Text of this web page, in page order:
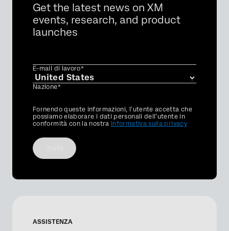
Get the latest news on XM
events, research, and product
launches
E-mail di lavoro*
Nazione*
Privacy
Optin
Fornendo queste informazioni, l'utente accetta che
possiamo elaborare i dati personali dell'utente in
conformità con la nostra Informativa sulla privacy
ASSISTENZA